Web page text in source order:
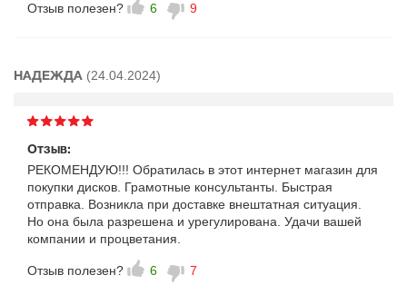
Отзыв полезен? 6 9
НАДЕЖДА (24.04.2024)
Отзыв:
РЕКОМЕНДУЮ!!! Обратилась в этот интернет магазин для
покупки дисков. Грамотные консультанты. Быстрая
отправка. Возникла при доставке внештатная ситуация.
Но она была разрешена и урегулирована. Удачи вашей
компании и процветания.
Отзыв полезен? 6 7